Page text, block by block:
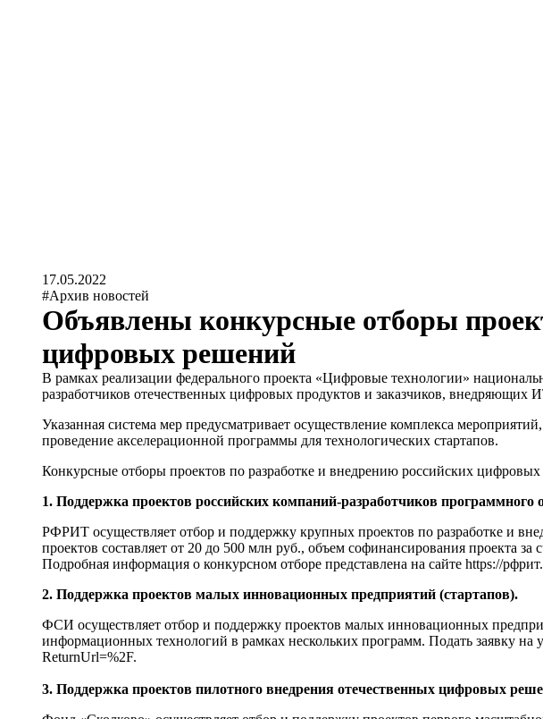
17.05.2022
#Архив новостей
Объявлены конкурсные отборы
цифровых решений
В рамках реализации федерального проекта «Цифровые технологии»
разработчиков отечественных цифровых продуктов и заказчиков,
Указанная система мер предусматривает осуществление комплекса
проведение акселерационной программы для технологических стартапов.
Конкурсные отборы проектов по разработке и внедрению российских
1. Поддержка проектов российских компаний-разработчиков
РФРИТ осуществляет отбор и поддержку крупных проектов по разработке и
проектов составляет от 20 до 500 млн руб., объем софинансирования проекта за
Подробная информация о конкурсном отборе представлена на сайтеhttps://
2. Поддержка проектов малых инновационных предприятий (стартапов).
ФСИ осуществляет отбор и поддержку проектов малых инновационных
информационных технологий в рамках нескольких программ. Подать заявку
ReturnUrl=%2F.
3. Поддержка проектов пилотного внедрения отечественных цифровых